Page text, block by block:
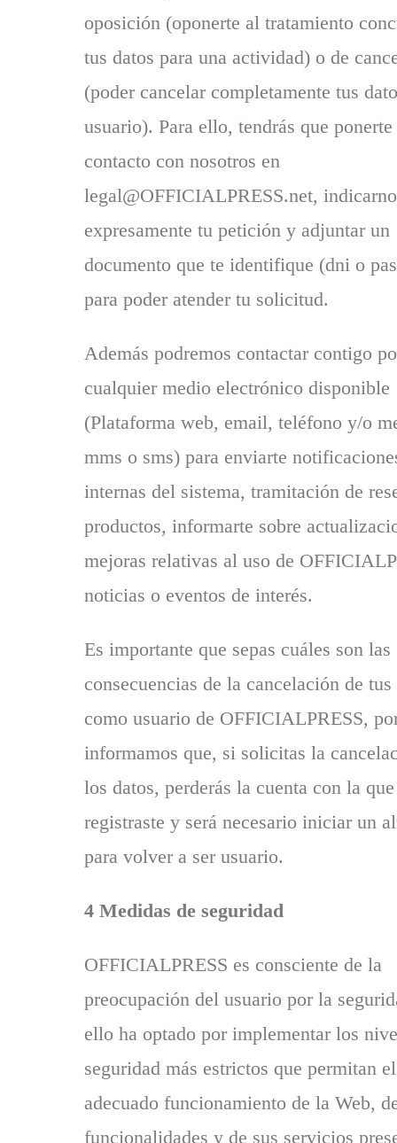
oposición (oponerte al tratamiento
tus datos para una actividad) o de
(poder cancelar completamente tus
usuario). Para ello, tendrás que ponerte
contacto con nosotros en
legal@OFFICIALPRESS.net,
expresamente tu petición y adjuntar un
documento que te identifique (dni o
para poder atender tu solicitud.
Además podremos contactar contigo
cualquier medio electrónico disponible
(Plataforma web, email, teléfono y/o
mms o sms) para enviarte
internas del sistema, tramitación de
productos, informarte sobre
mejoras relativas al uso de
noticias o eventos de interés.
Es importante que sepas cuáles son las
consecuencias de la cancelación de tus
como usuario de OFFICIALPRESS,
informamos que, si solicitas la
los datos, perderás la cuenta con la
registraste y será necesario iniciar un
para volver a ser usuario.
4 Medidas de seguridad
OFFICIALPRESS es consciente de la
preocupación del usuario por la
ello ha optado por implementar los
seguridad más estrictos que permitan el
adecuado funcionamiento de la Web,
funcionalidades y de sus servicios